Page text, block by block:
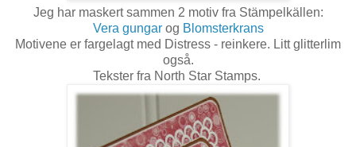
Jeg har maskert sammen 2 motiv fra Stämpelkällen:
Vera gungarog Blomsterkrans
Motivene er fargelagt med Distress - reinkere. Litt glitterlim
også.
Tekster fra North Star Stamps.